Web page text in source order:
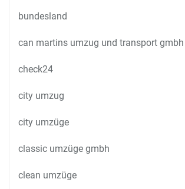
bundesland
can martins umzug und transport gmbh
check24
city umzug
city umzüge
classic umzüge gmbh
clean umzüge